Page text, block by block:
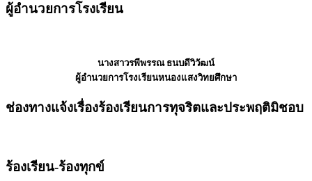
ผู้อำนวยการโรงเรียน
นางสาวรพีพรรณ ธนบดีวิวัฒน์
ผู้อำนวยการโรงเรียนหนองแสงวิทยศึกษา
ช่องทางแจ้งเรื่องร้องเรียนการทุจริตและประพฤติมิชอบ
ร้องเรียน-ร้องทุกข์